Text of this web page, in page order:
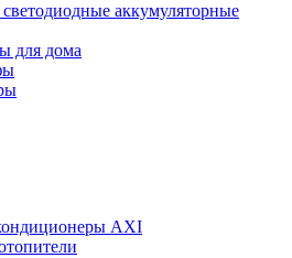
аккумуляторные
для дома
AXI